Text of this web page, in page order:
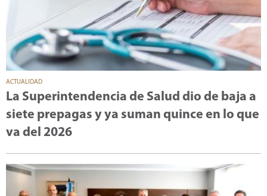
ACTUALIDAD
La Superintendencia de Salud dio de baja a
siete prepagas y ya suman quince en lo que
va del 2026